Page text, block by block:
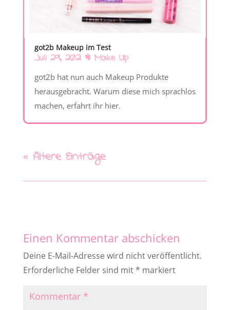
got2b Makeup im Test
Juli 29, 2021| Make Up
got2b hat nun auch Makeup Produkte
herausgebracht. Warum diese mich sprachlos
machen, erfahrt ihr hier.
« Ältere Einträge
Einen Kommentar abschicken
Deine E-Mail-Adresse wird nicht veröffentlicht.
Erforderliche Felder sind mit* markiert